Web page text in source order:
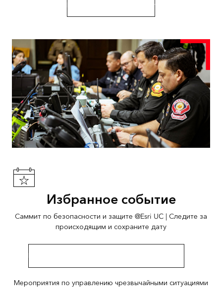
Перейти в Esri Community
Избранное событие
Саммит по безопасности и защите @Esri UC | Следите за
происходящим и сохраните дату
Получите подробную информацию о событии
Мероприятия по управлению чрезвычайными ситуациями